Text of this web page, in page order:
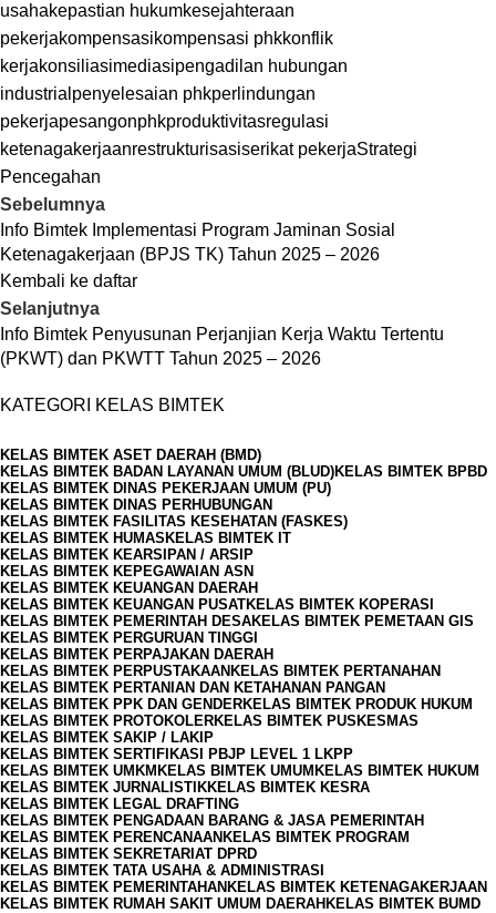
KATEGORI KELAS BIMTEK
KELAS BIMTEK ASET DAERAH (BMD)
KELAS BIMTEK BADAN LAYANAN UMUM (BLUD)KELAS BIMTEK BPBD
KELAS BIMTEK DINAS PEKERJAAN UMUM (PU)
KELAS BIMTEK DINAS PERHUBUNGAN
KELAS BIMTEK FASILITAS KESEHATAN (FASKES)
KELAS BIMTEK HUMASKELAS BIMTEK IT
KELAS BIMTEK KEARSIPAN / ARSIP
KELAS BIMTEK KEPEGAWAIAN ASN
KELAS BIMTEK KEUANGAN DAERAH
KELAS BIMTEK KEUANGAN PUSATKELAS BIMTEK KOPERASI
KELAS BIMTEK PEMERINTAH DESAKELAS BIMTEK PEMETAAN GIS
KELAS BIMTEK PERGURUAN TINGGI
KELAS BIMTEK PERPAJAKAN DAERAH
KELAS BIMTEK PERPUSTAKAANKELAS BIMTEK PERTANAHAN
KELAS BIMTEK PERTANIAN DAN KETAHANAN PANGAN
KELAS BIMTEK PPK DAN GENDERKELAS BIMTEK PRODUK HUKUM
KELAS BIMTEK PROTOKOLERKELAS BIMTEK PUSKESMAS
KELAS BIMTEK SAKIP / LAKIP
KELAS BIMTEK SERTIFIKASI PBJP LEVEL 1 LKPP
KELAS BIMTEK UMKMKELAS BIMTEK UMUMKELAS BIMTEK HUKUM
KELAS BIMTEK JURNALISTIKKELAS BIMTEK KESRA
KELAS BIMTEK LEGAL DRAFTING
KELAS BIMTEK PENGADAAN BARANG & JASA PEMERINTAH
KELAS BIMTEK PERENCANAANKELAS BIMTEK PROGRAM
KELAS BIMTEK SEKRETARIAT DPRD
KELAS BIMTEK TATA USAHA & ADMINISTRASI
KELAS BIMTEK PEMERINTAHANKELAS BIMTEK KETENAGAKERJAAN
KELAS BIMTEK RUMAH SAKIT UMUM DAERAHKELAS BIMTEK BUMD
usahakepastian hukumkesejahteraan
pekerjakompensasikompensasi phkkonflik
kerjakonsiliasimediasipengadilan hubungan
industrial penyelesaian phkperlindungan
pekerjapesangonphkproduktivitasregulasi
ketenagakerjaanrestrukturisasiserikat pekerjaStrategi
Pencegahan
Sebelumnya
Info Bimtek Implementasi Program Jaminan Sosial
Ketenagakerjaan (BPJS TK) Tahun 2025 – 2026
Kembali ke daftar
Selanjutnya
Info Bimtek Penyusunan Perjanjian Kerja Waktu Tertentu
(PKWT) dan PKWTT Tahun 2025 – 2026